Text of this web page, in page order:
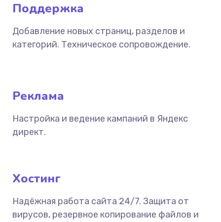
Поддержка
Добавление новых страниц, разделов и
категорий. Техническое сопровождение.
Реклама
Настройка и ведение кампаний в Яндекс
директ.
Хостинг
Надёжная работа сайта 24/7. Защита от
вирусов, резервное копирование файлов и